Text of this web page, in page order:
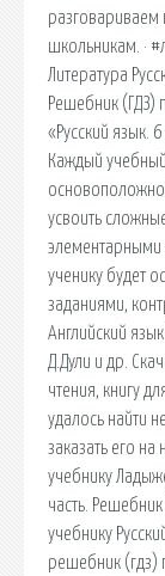
разговариваем
школьникам. ·
Литература
Решебник (ГДЗ)
«Русский язык.
Каждый
усвоить
элементарными
ученику будет
заданиями,
Английский
Д.Дули и др.
чтения, книгу
удалось найти
заказать его
учебнику
часть.
учебнику
решебник (гдз)